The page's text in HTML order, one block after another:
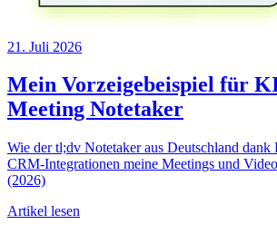
21. Juli 2026
Mein Vorzeigebeispiel für
Meeting Notetaker
Wie der tl;dv Notetaker aus Deutschland
CRM-Integrationen meine Meetings und
(2026)
Artikel lesen